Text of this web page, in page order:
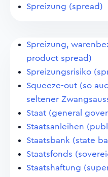
Spreizung (spread)
Spreizung,
product spread)
Spreizungsrisiko
Squeeze-out (so
seltener
Staat (general
Staatsanleihen
Staatsbank (state
Staatsfonds
Staatshaftung